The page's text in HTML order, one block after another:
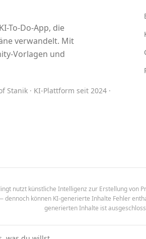
To-Do-App, die
verwandelt. Mit
Vorlagen und
Stanik · KI-Plattform seit 2024 ·
nutzt künstliche Intelligenz zur Erstellung von
dennoch können KI-generierte Inhalte Fehler
generierten Inhalte ist